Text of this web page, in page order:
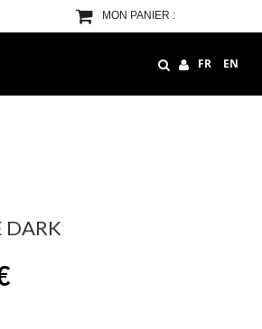
MON PANIER :
FR EN
DARK